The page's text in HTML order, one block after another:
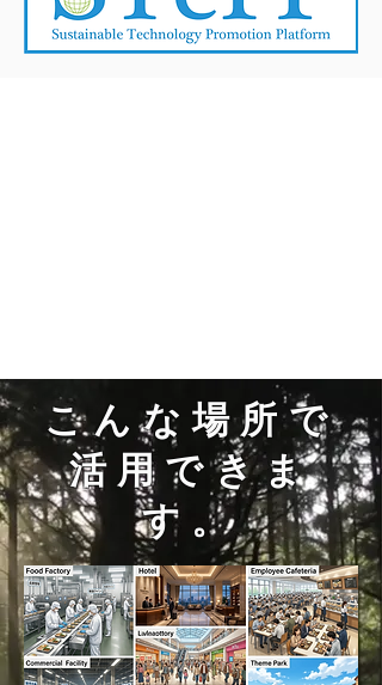
​こんな場所で
活用できま
す。